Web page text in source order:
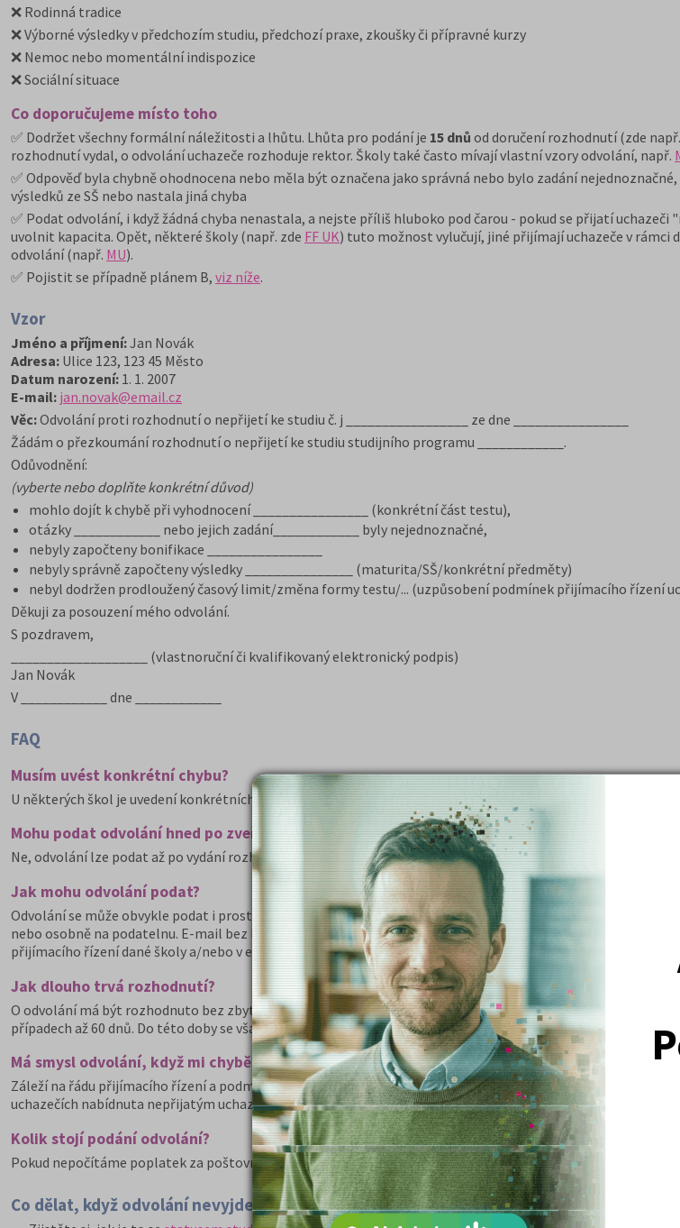
❌ Rodinná tradice
❌ Výborné výsledky v předchozím studiu, předchozí praxe, zkoušky či přípravné kurzy
❌ Nemoc nebo momentální indispozice
❌ Sociální situace
Co doporučujeme místo toho
✅ Dodržet všechny formální náležitosti a lhůtu. Lhůta pro podání je 15 dnů od doručení rozhodnutí (zde např.
rozhodnutí vydal, o odvolání uchazeče rozhoduje rektor. Školy také často mívají vlastní vzory odvolání, např.
✅ Odpověď byla chybně ohodnocena nebo měla být označena jako správná nebo bylo zadání
výsledků ze SŠ nebo nastala jiná chyba
✅ Podat odvolání, i když žádná chyba nenastala, a nejste příliš hluboko pod čarou - pokud se přijatí uchazeči
uvolnit kapacita. Opět, některé školy (např. zde FF UK) tuto možnost vylučují, jiné přijímají uchazeče v rámci
odvolání (např. MU).
✅ Pojistit se případně plánem B, viz níže.
Vzor
Jméno a příjmení:Jan Novák
Adresa: Ulice 123, 123 45 Město
Datum narození: 1. 1. 2007
E-mail: jan.novak@email.cz
Věc:Odvolání proti rozhodnutí o nepřijetí ke studiu č. j _________________ ze dne ________________
Žádám o přezkoumání rozhodnutí o nepřijetí ke studiu studijního programu ____________.
Odůvodnění:
(vyberte nebo doplňte konkrétní důvod)
mohlo dojít k chybě při vyhodnocení ________________ (konkrétní část testu),
otázky ____________ nebo jejich zadání____________ byly nejednoznačné,
nebyly započteny bonifikace ________________
nebyly správně započteny výsledky _______________ (maturita/SŠ/konkrétní předměty)
nebyl dodržen prodloužený časový limit/změna formy testu/... (uzpůsobení podmínek přijímacího řízení
Děkuji za posouzení mého odvolání.
S pozdravem,
___________________ (vlastnoruční či kvalifikovaný elektronický podpis)
Jan Novák
V ____________ dne ____________
FAQ
Musím uvést konkrétní chybu?
U některých škol je uvedení konkrétních důvodů nezbytné, jinak je šance na úspěch velmi nízká (někde i
Mohu podat odvolání hned po zveřejnění výsledků přijímací zkoušky?
Ne, odvolání lze podat až po vydání rozhodnutí o nepřijetí
Jak mohu odvolání podat?
Odvolání se může obvykle podat i prostřednictvím e-přihlášky, datové schránky, elektronicky s
nebo osobně na podatelnu. E-mail bez kvalifikovaného elektronického podpisu fakulty obvykle neakceptují.
přijímacího řízení dané školy a/nebo v elektronické přihlášce.
Jak dlouho trvá rozhodnutí?
O odvolání má být rozhodnuto bez zbytečného odkladu. Správní řád stanoví pro rozhodnutí odvolacího
případech až 60 dnů. Do této doby se však nezapočítává doba potřebná k předání spisu od orgánu, který vydal
Má smysl odvolání, když mi chybělo 10 bodů?
Záleží na řádu přijímacího řízení a podmínkách - některé školy přijímají v rámci "doplňovacího" řízení, kdy
uchazečích nabídnuta nepřijatým uchazečům i automaticky, někde "posun nad čáru" vůbec neumožňují.
Kolik stojí podání odvolání?
Pokud nepočítáme poplatek za poštovné nebo jiné související náklady s podáním odvolání, školy samotné
Co dělat, když odvolání nevyjde